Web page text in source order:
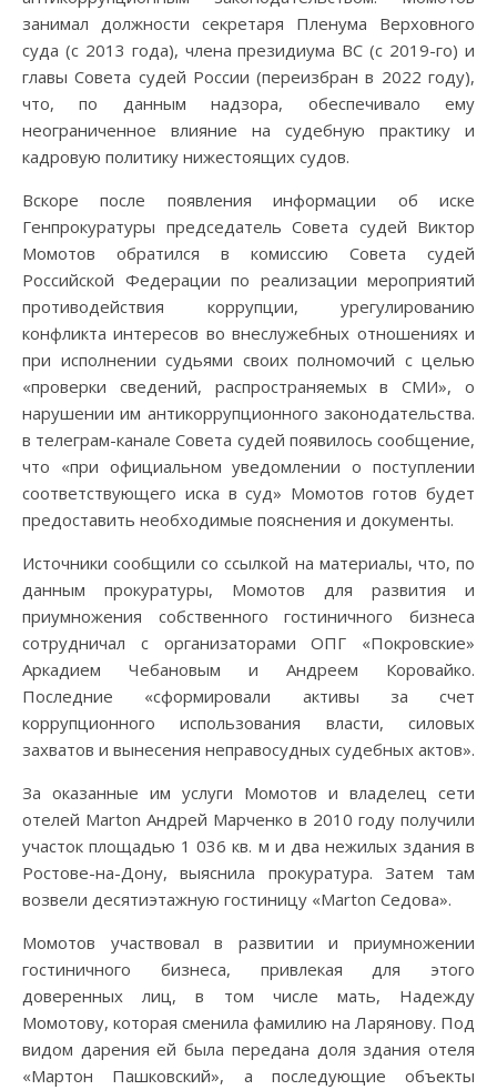
занимал должности секретаря Пленума Верховного
суда (с 2013 года), члена президиума ВС (с 2019-го) и
главы Совета судей России (переизбран в 2022 году),
что, по данным надзора, обеспечивало ему
неограниченное влияние на судебную практику и
кадровую политику нижестоящих судов.
Вскоре после появления информации об иске
Генпрокуратуры председатель Совета судей Виктор
Момотов обратился в комиссию Совета судей
Российской Федерации по реализации мероприятий
противодействия коррупции, урегулированию
конфликта интересов во внеслужебных отношениях и
при исполнении судьями своих полномочий с целью
«проверки сведений, распространяемых в СМИ», о
нарушении им антикоррупционного законодательства.
в телеграм-канале Совета судей появилось сообщение,
что «при официальном уведомлении о поступлении
соответствующего иска в суд» Момотов готов будет
предоставить необходимые пояснения и документы.
Источники сообщили со ссылкой на материалы, что, по
данным прокуратуры, Момотов для развития и
приумножения собственного гостиничного бизнеса
сотрудничал с организаторами ОПГ «Покровские»
Аркадием Чебановым и Андреем Коровайко.
Последние «сформировали активы за счет
коррупционного использования власти, силовых
захватов и вынесения неправосудных судебных актов».
За оказанные им услуги Момотов и владелец сети
отелей Marton Андрей Марченко в 2010 году получили
участок площадью 1 036 кв. м и два нежилых здания в
Ростове-на-Дону, выяснила прокуратура. Затем там
возвели десятиэтажную гостиницу «Marton Седова».
Момотов участвовал в развитии и приумножении
гостиничного бизнеса, привлекая для этого
доверенных лиц, в том числе мать, Надежду
Момотову, которая сменила фамилию на Ларянову. Под
видом дарения ей была передана доля здания отеля
«Мартон Пашковский», а последующие объекты